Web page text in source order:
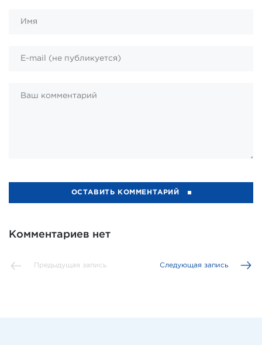
ОСТАВИТЬ КОММЕНТАРИЙ
Комментариев нет
Предыдущая запись Следующая запись